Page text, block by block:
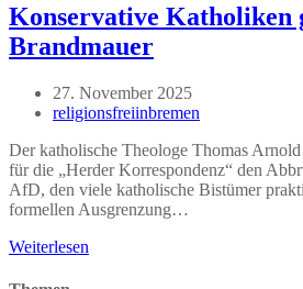
Konservative Katholiken
Brandmauer
Beitrag
veröffentlicht:
27. November 2025
Beitrags-
religionsfreiinbremen
Der katholische Theologe Thomas
für die „Herder Korrespondenz“ den
AfD, den viele katholische Bistümer
formellen Ausgrenzung…
Weiterlesen